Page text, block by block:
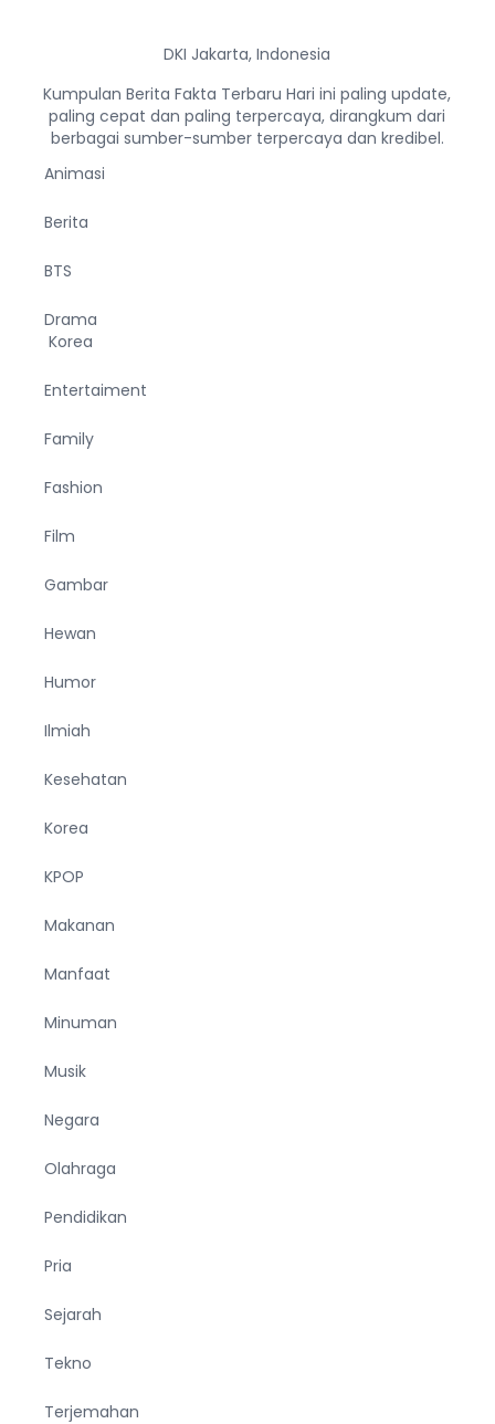
DKI Jakarta, Indonesia
Kumpulan Berita Fakta Terbaru Hari ini paling update,
paling cepat dan paling terpercaya, dirangkum dari
berbagai sumber-sumber terpercaya dan kredibel.
Animasi
Berita
BTS
Drama
Korea
Entertaiment
Family
Fashion
Film
Gambar
Hewan
Humor
Ilmiah
Kesehatan
Korea
KPOP
Makanan
Manfaat
Minuman
Musik
Negara
Olahraga
Pendidikan
Pria
Sejarah
Tekno
Terjemahan